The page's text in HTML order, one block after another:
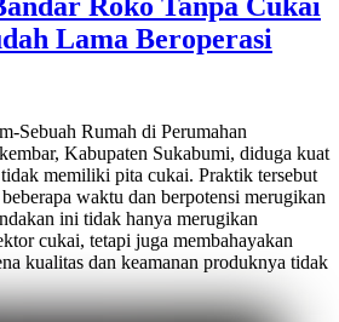
Lama Beroperasi
Sebuah Rumah di Perumahan
Kabupaten Sukabumi, diduga kuat
memiliki pita cukai. Praktik tersebut
waktu dan berpotensi merugikan
ini tidak hanya merugikan
cukai, tetapi juga membahayakan
kualitas dan keamanan produknya tidak